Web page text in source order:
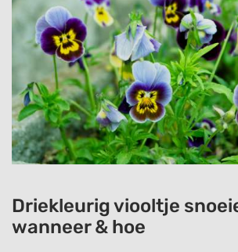
Driekleurig viooltje
wanneer & hoe